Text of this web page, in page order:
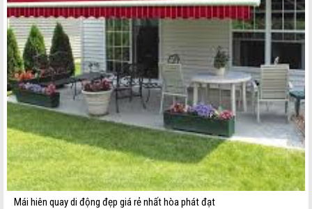
Mái hiên quay di động đẹp giá rẻ nhất hòa phát đạt